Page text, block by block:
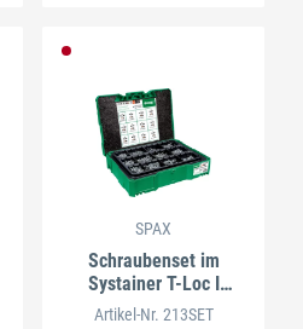
SPAX
Schraubenset im
Systainer T-Loc I
Senkkopf, Wirox
Artikel-Nr. 213SET